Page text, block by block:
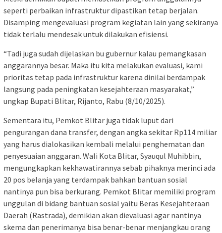
seperti perbaikan infrastruktur dipastikan tetap berjalan.
Disamping mengevaluasi program kegiatan lain yang sekiranya
tidak terlalu mendesak untuk dilakukan efisiensi.
“Tadi juga sudah dijelaskan bu gubernur kalau pemangkasan
anggarannya besar. Maka itu kita melakukan evaluasi, kami
prioritas tetap pada infrastruktur karena dinilai berdampak
langsung pada peningkatan kesejahteraan masyarakat,”
ungkap Bupati Blitar, Rijanto, Rabu (8/10/2025).
Sementara itu, Pemkot Blitar juga tidak luput dari
pengurangan dana transfer, dengan angka sekitar Rp114 miliar
yang harus dialokasikan kembali melalui penghematan dan
penyesuaian anggaran. Wali Kota Blitar, Syauqul Muhibbin,
mengungkapkan kekhawatirannya sebab pihaknya merinci ada
20 pos belanja yang terdampak bahkan bantuan sosial
nantinya pun bisa berkurang. Pemkot Blitar memiliki program
unggulan di bidang bantuan sosial yaitu Beras Kesejahteraan
Daerah (Rastrada), demikian akan dievaluasi agar nantinya
skema dan penerimanya bisa benar-benar menjangkau orang